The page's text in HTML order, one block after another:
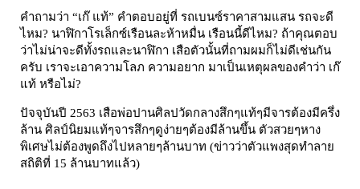
คำถามว่า “เก๊ แท้” คำตอบอยู่ที่ รถเบนซ์ราคาสามแสน รถจะดี
ไหม? นาฬิกาโรเล็กซ์เรือนละห้าหมื่น เรือนนี้ดีไหม? ถ้าคุณตอบ
ว่าไม่น่าจะดีทั้งรถและนาฬิกา เสือตัวนั้นที่ถามผมก็ไม่ดีเช่นกัน
ครับ เราจะเอาความโลภ ความอยาก มาเป็นเหตุผลของคำว่า เก๊
แท้ หรือไม่?
ปัจจุบันปี 2563 เสือพ่อปานศิลปวัดกลางสึกๆแท้ๆมีจารต้องมีครึ่ง
ล้าน ศิลป์นิยมแท้ๆจารสึกๆดูง่ายๆต้องมีล้านขึ้น ตัวสวยๆหาง
พิเศษไม่ต้องพูดถึงไปหลายๆล้านบาท (ข่าวว่าตัวแพงสุดทำลาย
สถิติที่ 15 ล้านบาทแล้ว)